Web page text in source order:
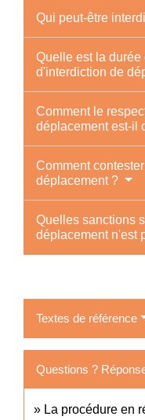
Qui peut-être
Quelle est la durée
d'interdiction de
Comment le
déplacement est-il
Comment
déplacement ?
Quelles sanctions
déplacement n'est
Textes de référence
Questions ?
La procédure en